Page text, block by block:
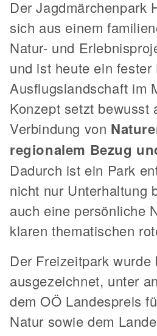
Der Jagdmärchenpark
sich aus einem
Natur- und
und ist heute ein
Ausflugslandschaft im
Konzept setzt bewusst
Verbindung von
regionalem Bezug
Dadurch ist ein Park
nicht nur Unterhaltung
auch eine persönliche
klaren thematischen
Der Freizeitpark
ausgezeichnet, unter
dem OÖ Landespreis
Natur sowie dem